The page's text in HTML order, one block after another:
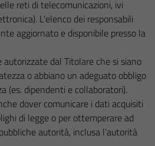
reti di telecomunicazioni, ivi
L’elenco dei responsabili
aggiornato e disponibile presso la
autorizzate dal Titolare che si siano
o abbiano un adeguato obbligo
(es. dipendenti e collaboratori).
dover comunicare i dati acquisiti
di legge o per ottemperare ad
autorità, inclusa l’autorità